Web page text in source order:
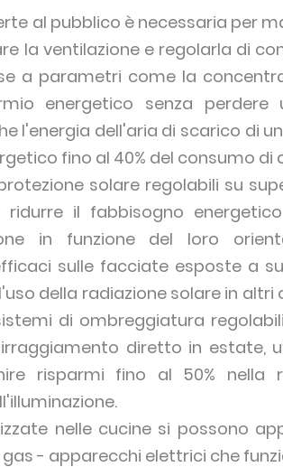
al pubblico è necessaria per
la ventilazione e regolarla di
a parametri come la
energetico senza
l'energia dell'aria di scarico di
fino al 40% del consumo di
solare regolabili su
il fabbisogno
in funzione del loro
sulle facciate esposte a
della radiazione solare in altri
di ombreggiatura
diretto in estate,
risparmi fino al 50% nella
nelle cucine si possono
- apparecchi elettrici che